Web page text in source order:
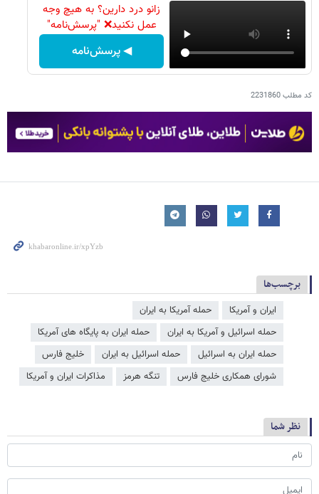
زانو درد دارین؟ به هیچ وجه
عمل نکنید❌ "پرسش‌نامه"
◀ پرسش‌نامه
کد مطلب2231860
برچسب‌ها
ایران و آمریکا
حمله آمریکا به ایران
حمله اسرائیل و آمریکا به ایران
حمله ایران به پایگاه های آمریکا
حمله ایران به اسرائیل
حمله اسرائیل به ایران
خلیج فارس
شورای همکاری خلیج فارس
تنگه هرمز مذاکرات ایران و آمریکا
نظر شما